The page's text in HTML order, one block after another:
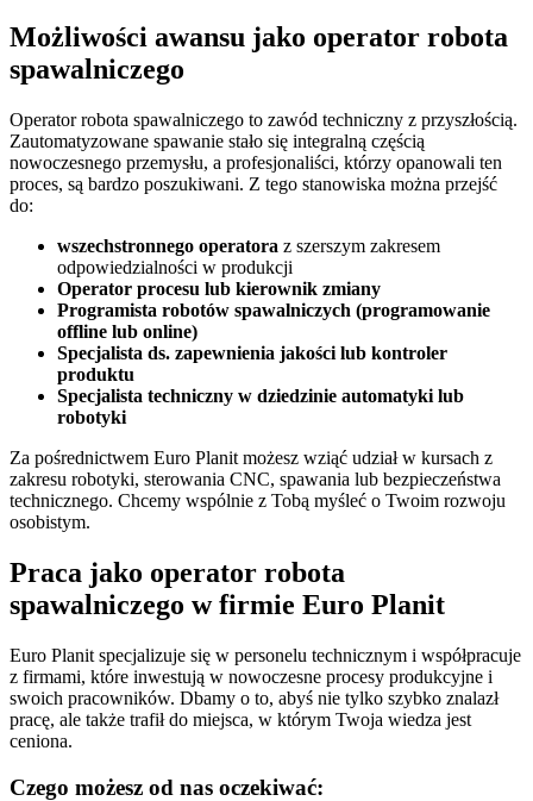
Możliwości awansu jako operator robota
spawalniczego
Operator robota spawalniczego to zawód techniczny z przyszłością.
Zautomatyzowane spawanie stało się integralną częścią
nowoczesnego przemysłu, a profesjonaliści, którzy opanowali ten
proces, są bardzo poszukiwani. Z tego stanowiska można przejść
do:
wszechstronnego operatora z szerszym zakresem
odpowiedzialności w produkcji
Operator procesu lub kierownik zmiany
Programista robotów spawalniczych (programowanie
offline lub online)
Specjalista ds. zapewnienia jakości lub kontroler
produktu
Specjalista techniczny w dziedzinie automatyki lub
robotyki
Za pośrednictwem Euro Planit możesz wziąć udział w kursach z
zakresu robotyki, sterowania CNC, spawania lub bezpieczeństwa
technicznego. Chcemy wspólnie z Tobą myśleć o Twoim rozwoju
osobistym.
Praca jako operator robota
spawalniczego w firmie Euro Planit
Euro Planit specjalizuje się w personelu technicznym i współpracuje
z firmami, które inwestują w nowoczesne procesy produkcyjne i
swoich pracowników. Dbamy o to, abyś nie tylko szybko znalazł
pracę, ale także trafił do miejsca, w którym Twoja wiedza jest
ceniona.
Czego możesz od nas oczekiwać: